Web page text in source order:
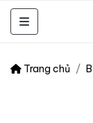
Trang chủ